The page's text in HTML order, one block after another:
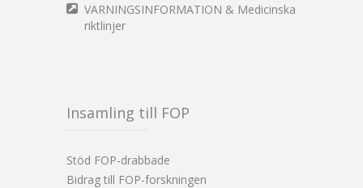
VARNINGSINFORMATION & Medicinska
riktlinjer
Insamling till FOP
Stöd FOP-drabbade
Bidrag till FOP-forskningen